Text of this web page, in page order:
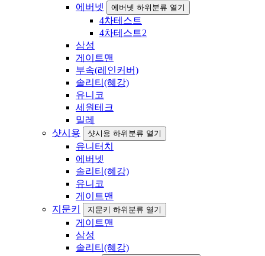
에버넷
에버넷 하위분류 열기
4차테스트
4차테스트2
삼성
게이트맨
부속(레인커버)
솔리티(혜강)
유니코
세원테크
밀레
샷시용
샷시용 하위분류 열기
유니터치
에버넷
솔리티(혜강)
유니코
게이트맨
지문키
지문키 하위분류 열기
게이트맨
삼성
솔리티(혜강)